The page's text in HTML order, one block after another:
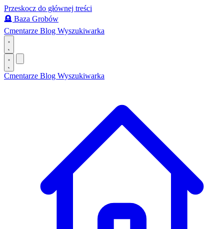
Przeskocz do głównej treści
🪦 Baza Grobów
Cmentarze Blog Wyszukiwarka
Cmentarze Blog Wyszukiwarka